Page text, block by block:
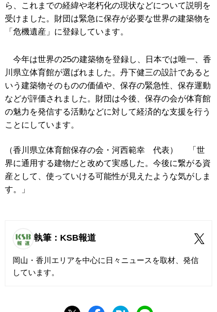
ら、これまでの経緯や老朽化の現状などについて説明を
受けました。財団は緊急に保存が必要な世界の建築物を
「危機遺産」に登録しています。
今年は世界の25の建築物を登録し、日本では唯一、香
川県立体育館が選ばれました。丹下健三の設計であると
いう建築物そのものの価値や、保存の緊急性、保存運動
などが評価されました。財団は今後、保存の会が体育館
の魅力を発信する活動などに対して経済的な支援を行う
ことにしています。
（香川県立体育館保存の会・河西範幸 代表） 「世
界に通用する建物だと改めて実感した。今後に繋がる資
産として、使っていける可能性が見えたような気がしま
す。」
執筆：KSB報道
岡山・香川エリアを中心に日々ニュースを取材、発信
しています。